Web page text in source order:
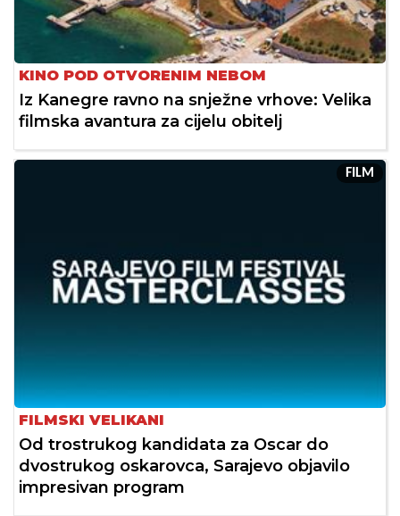
KINO POD OTVORENIM NEBOM
Iz Kanegre ravno na snježne vrhove: Velika
filmska avantura za cijelu obitelj
FILM
FILMSKI VELIKANI
Od trostrukog kandidata za Oscar do
dvostrukog oskarovca, Sarajevo objavilo
impresivan program